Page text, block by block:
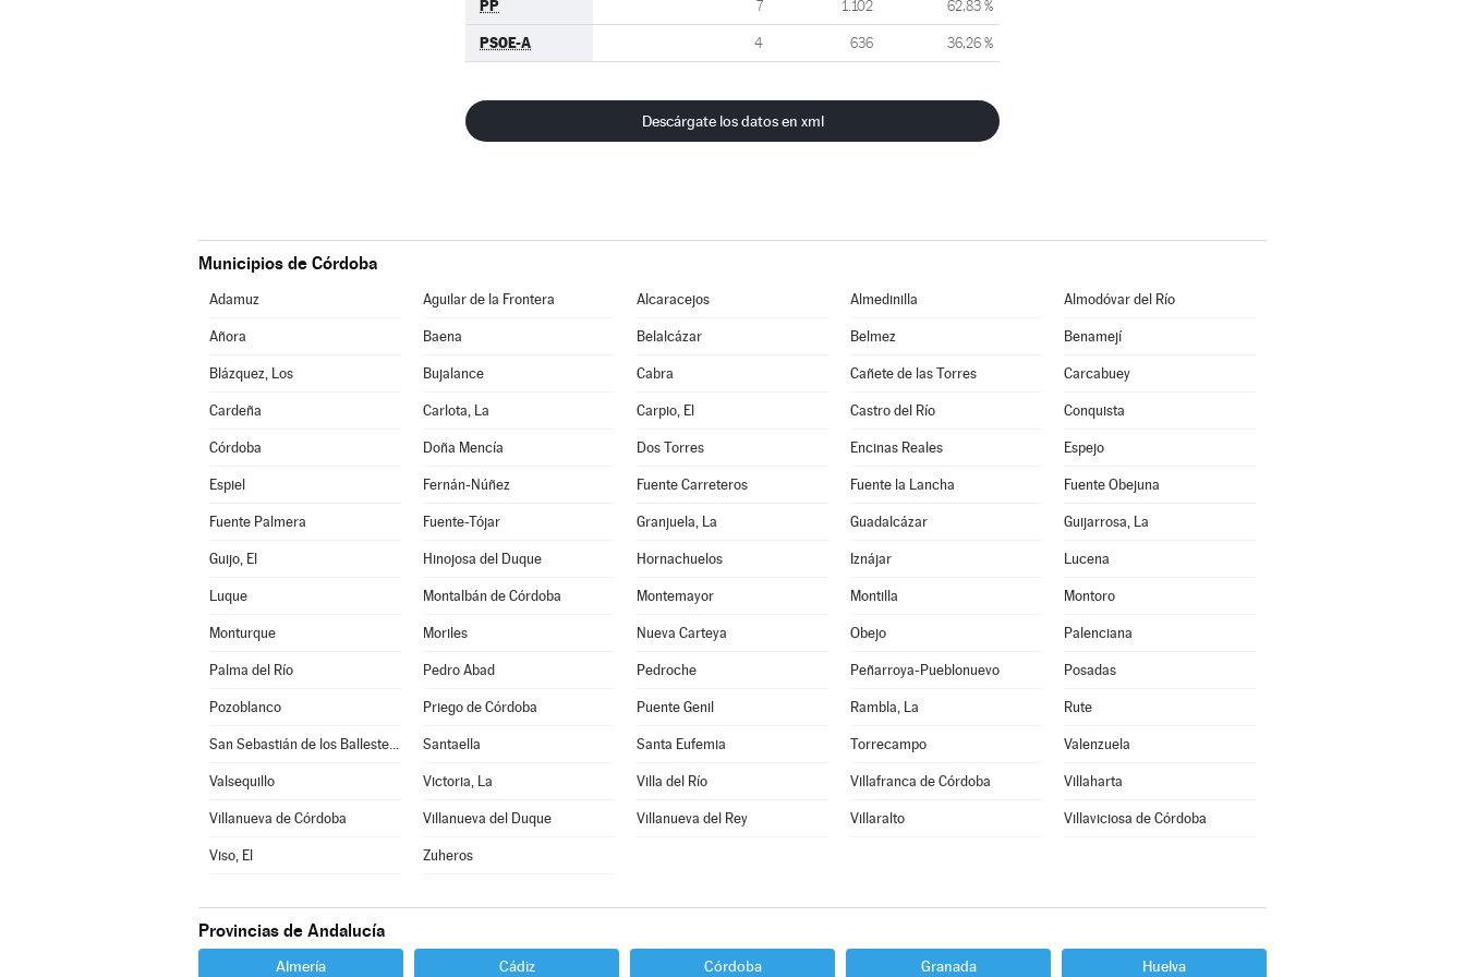
PP 7 1.102 62,83 %
PSOE-A 4 636 36,26 %
Descárgate los datos en xml
Municipios de Córdoba
Adamuz Aguilar de la Frontera Alcaracejos Almedinilla Almodóvar del Río
Añora Baena Belalcázar Belmez Benamejí
Blázquez, Los Bujalance Cabra Cañete de las Torres Carcabuey
Cardeña Carlota, La Carpio, El Castro del Río Conquista
Córdoba Doña Mencía Dos Torres Encinas Reales Espejo
Espiel Fernán-Núñez Fuente Carreteros Fuente la Lancha Fuente Obejuna
Fuente Palmera Fuente-Tójar Granjuela, La Guadalcázar Guijarrosa, La
Guijo, El Hinojosa del Duque Hornachuelos Iznájar Lucena
Luque Montalbán de Córdoba Montemayor Montilla Montoro
Monturque Moriles Nueva Carteya Obejo Palenciana
Palma del Río Pedro Abad Pedroche Peñarroya-Pueblonuevo Posadas
Pozoblanco Priego de Córdoba Puente Genil Rambla, La Rute
San Sebastián de los Ballesteros Santaella Santa Eufemia Torrecampo Valenzuela
Valsequillo Victoria, La Villa del Río Villafranca de Córdoba Villaharta
Villanueva de Córdoba Villanueva del Duque Villanueva del Rey Villaralto Villaviciosa de Córdoba
Viso, El Zuheros
Provincias de Andalucía
Almería Cádiz Córdoba Granada Huelva